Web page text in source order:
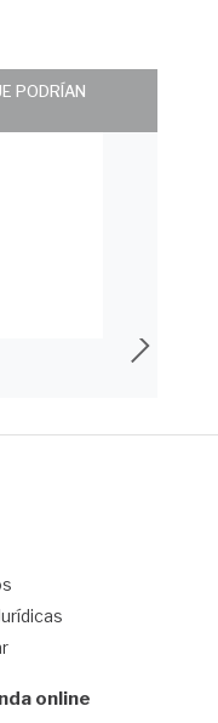
PODRÍAN
online